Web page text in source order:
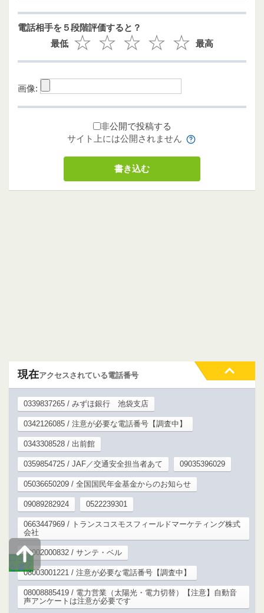
電話相手を５段階評価すると？
最低
最高
画像:
非公開で投稿する
サイト上には公開されません
現在アクセスされている電話番号
0339837265 / みずほ銀行 池袋支店
0342126085 / 注意が必要な電話番号【調査中】
0343308528 / 出前館
0359854725 / JAF／交通安全担当者あて 09035396029
05036650209 / 全国国民年金基金からのお知らせ
09089282924 0522239301
0663447969 / トランスコスモスフィールドマーケティング株式
会社
08002000832 / サンテ・ベル
08003001221 / 注意が必要な電話番号【調査中】
08008885419 / 電力営業（太陽光・電力切替）【注意】自動音
声アンケートは注意が必要です
口コミ
を書く